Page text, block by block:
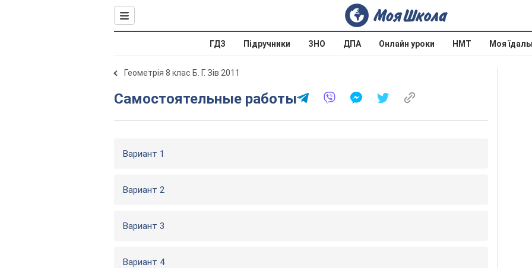
ГДЗ Підручники ЗНО ДПА Онлайн уроки НМТ Моя
Геометрія 8 клас Б. Г. Зів 2011
Самостоятельные работы
Вариант 1
Вариант 2
Вариант 3
Вариант 4